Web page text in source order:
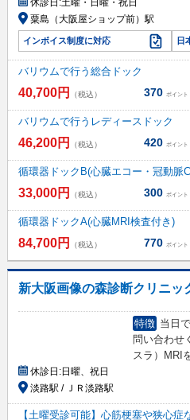
休診日:土曜・日曜・祝日
粟島（大阪屋ショップ前）駅
インボイス制度に対応 日
バリウムで行う総合ドック
40,700円 （税込） 370 ポイント
バリウムで行うレディースドック
46,200円 （税込） 420 ポイント
循環器ドックB(心臓エコー・冠動脈
33,000円 （税込） 300 ポイント
循環器ドックA(心臓MRI検査付き)
84,700円 （税込） 770 ポイント
新大阪画像の森診断クリニッ
特徴 当日
問い合わせ
スラ）MRI
休診日:日曜、祝日
淡路駅 / ＪＲ淡路駅
【土曜受診可能】心筋梗塞や狭心